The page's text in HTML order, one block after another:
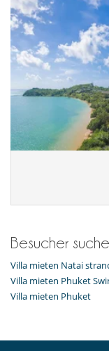
Besucher
Villa mieten Natai
Villa mieten Phuket
Villa mieten Phuket